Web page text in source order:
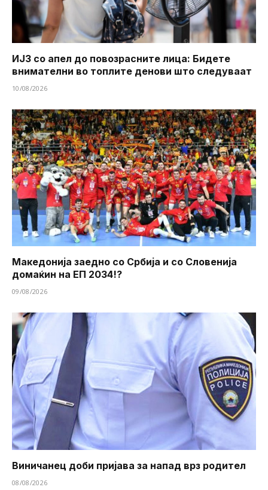
ИЈЗ со апел до повозрасните лица: Бидете
внимателни во топлите денови што следуваат
10/08/2026
Македонија заедно со Србија и со Словенија
домаќин на ЕП 2034!?
09/08/2026
Виничанец доби пријава за напад врз родител
08/08/2026